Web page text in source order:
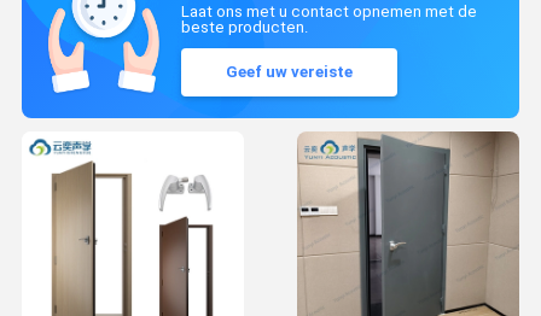
Laat ons met u contact opnemen met de
beste producten.
Geef uw vereiste